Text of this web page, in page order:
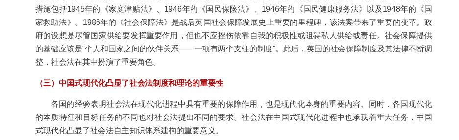
措施包括1945年的《家庭津贴法》、1946年的《国民保险法》、1946年的《国民健康服务法》以及1948年的《国
家救助法》。1986年的《社会保障法》是战后英国社会保障发展史上重要的里程碑，该法案带来了重要的变革。政
府的设想是尽管国家供给要发挥重要作用，但也不应挫伤依靠自我的积极性或阻碍私人供给或责任。社会保障提供
的基础应该是“个人和国家之间的伙伴关系——一项有两个支柱的制度”。此后，英国的社会保障制度及其法律不断调
整，社会法在其中扮演了重要角色。
（三）中国式现代化凸显了社会法制度和理论的重要性
各国的经验表明社会法在现代化进程中具有重要的保障作用，也是现代化本身的重要内容。同时，各国现代化
的本质特征和目标任务的不同也对社会法提出不同的要求。社会法在中国式现代化进程中也承载着重大任务，中国
式现代化凸显了社会法自主知识体系建构的重要意义。